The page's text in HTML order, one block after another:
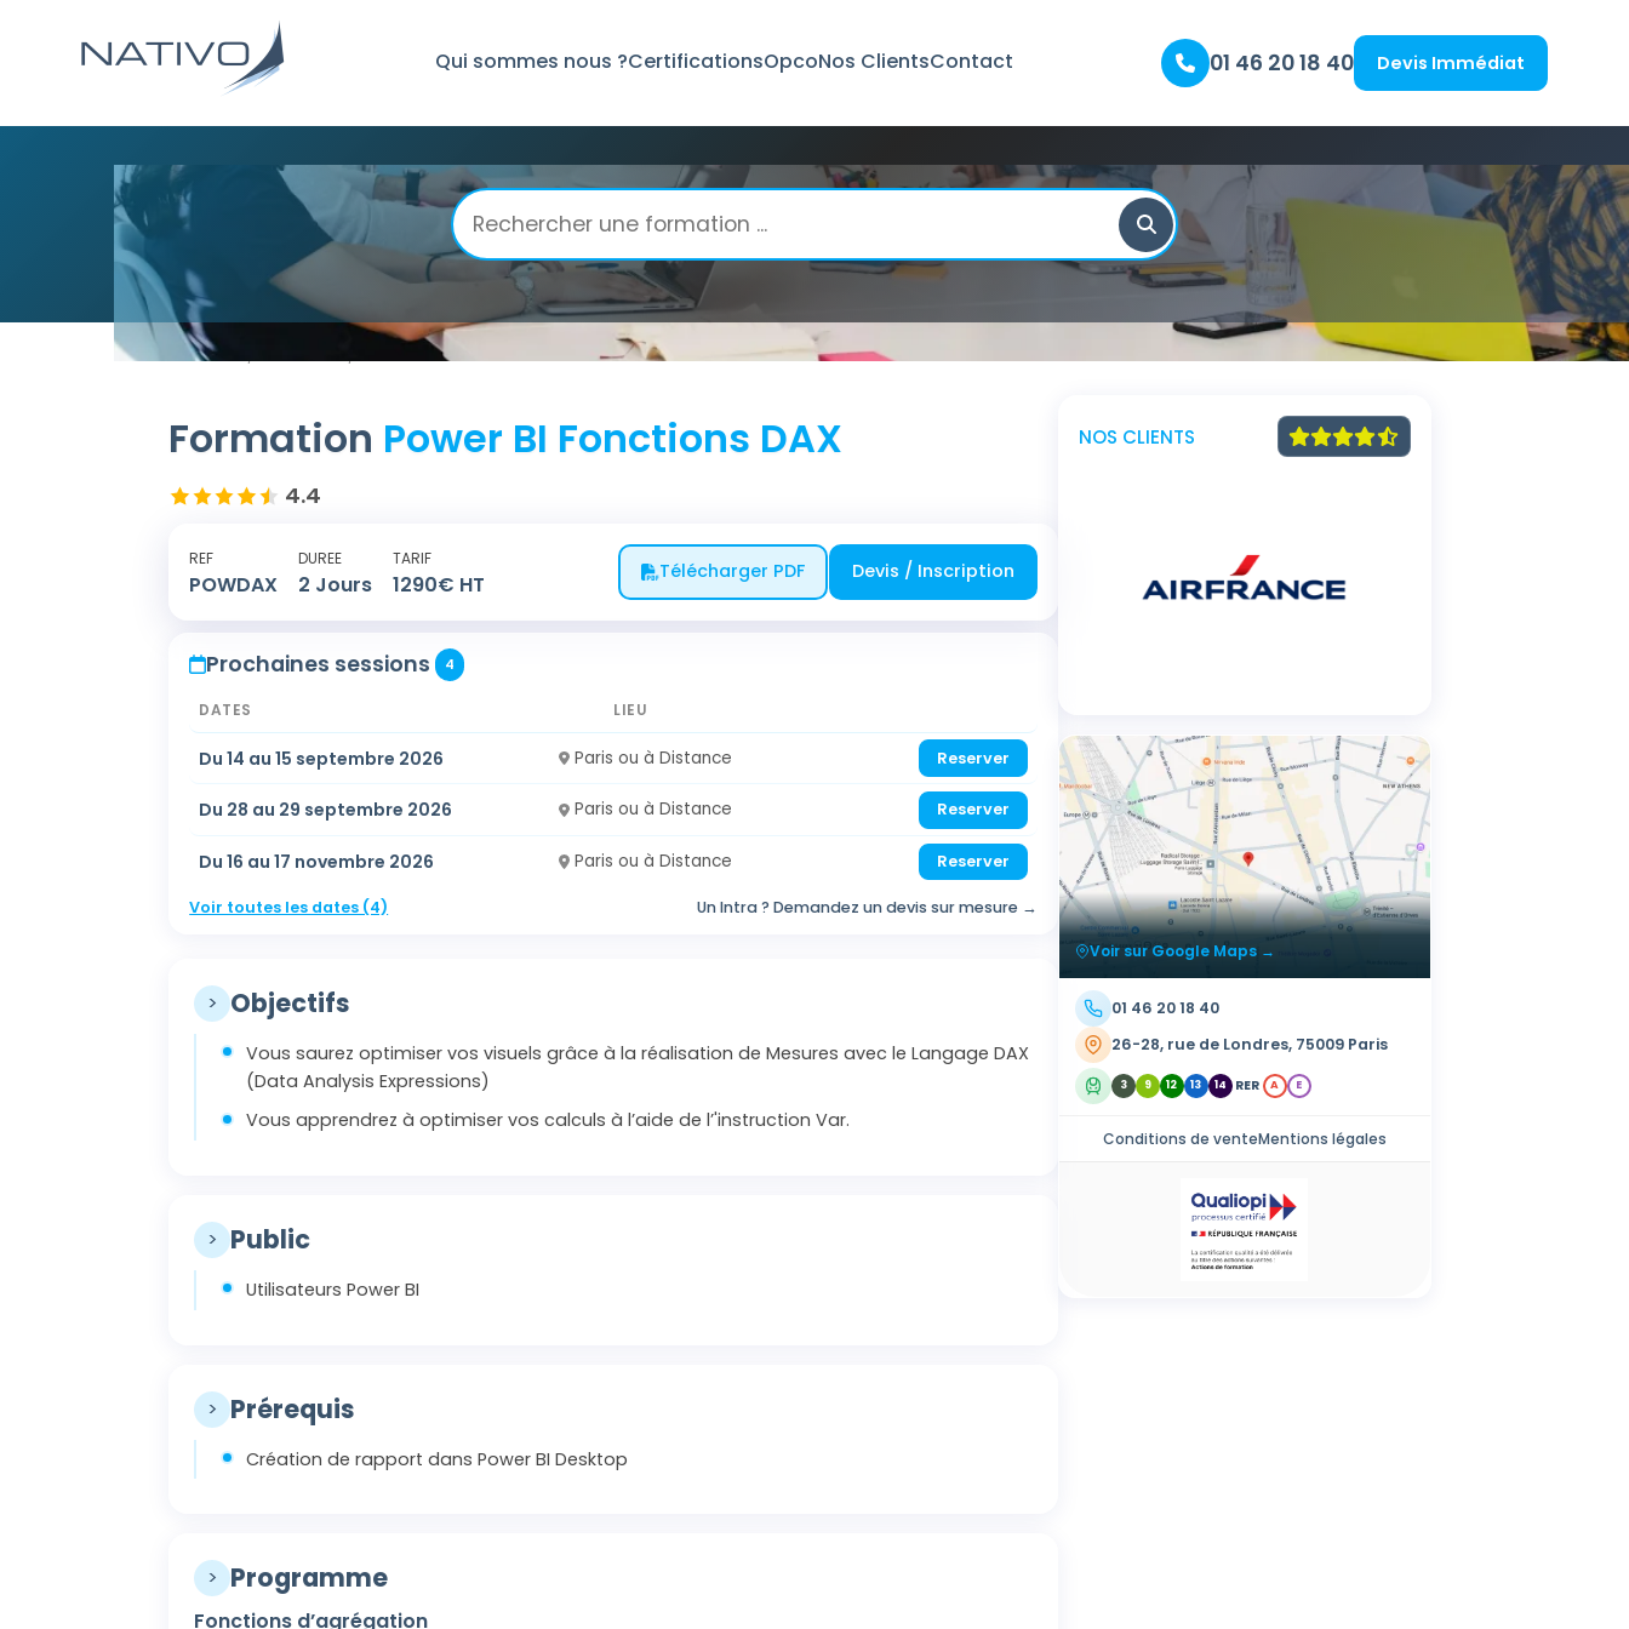
Qui sommes nous ?CertificationsOpcoNos ClientsContact 01 46 20 18 40 Devis Immédiat
Accueil Power BI Power BI Fonctions DAX
Formation Power BI Fonctions DAX
4.4
REF
POWDAX
DUREE
2 Jours
TARIF
1290€ HT Télécharger PDF Devis / Inscription
Prochaines sessions 4
DATES LIEU
Du 14 au 15 septembre 2026 Paris ou à Distance Reserver
Du 28 au 29 septembre 2026 Paris ou à Distance Reserver
Du 16 au 17 novembre 2026 Paris ou à Distance Reserver
Voir toutes les dates (4) Un Intra ? Demandez un devis sur mesure →
> Objectifs
Vous saurez optimiser vos visuels grâce à la réalisation de Mesures avec le Langage DAX
(Data Analysis Expressions)
Vous apprendrez à optimiser vos calculs à l’aide de l’'instruction Var.
> Public
Utilisateurs Power BI
> Prérequis
Création de rapport dans Power BI Desktop
> Programme
Fonctions d’agrégation
NOS CLIENTS
Voir sur Google Maps →
01 46 20 18 40
26-28, rue de Londres, 75009 Paris
3 9 12 13 14 RER A E
Conditions de venteMentions légales